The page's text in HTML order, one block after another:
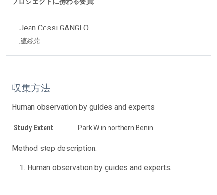
Jean Cossi GANGLO
連絡先
収集方法
Human observation by guides and experts
Study Extent Park W in northern Benin
Method step description:
Human observation by guides and experts.